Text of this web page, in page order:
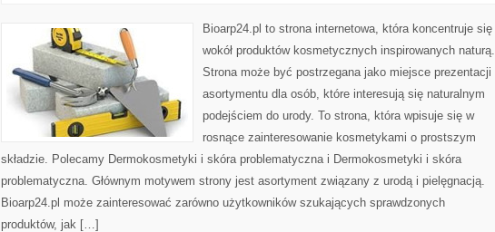
Bioarp24.pl to strona internetowa, która koncentruje się
wokół produktów kosmetycznych inspirowanych naturą.
Strona może być postrzegana jako miejsce prezentacji
asortymentu dla osób, które interesują się naturalnym
podejściem do urody. To strona, która wpisuje się w
rosnące zainteresowanie kosmetykami o prostszym
składzie. Polecamy Dermokosmetyki i skóra problematyczna i Dermokosmetyki i skóra
problematyczna. Głównym motywem strony jest asortyment związany z urodą i pielęgnacją.
Bioarp24.pl może zainteresować zarówno użytkowników szukających sprawdzonych
produktów, jak […]